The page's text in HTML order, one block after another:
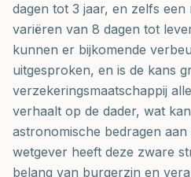
dagen tot 3 jaar, en zelfs
variëren van 8 dagen tot
kunnen er bijkomende
uitgesproken, en is de kans
verzekeringsmaatschappij
verhaalt op de dader, wat
astronomische bedragen aan
wetgever heeft deze zware
belang van burgerzin en